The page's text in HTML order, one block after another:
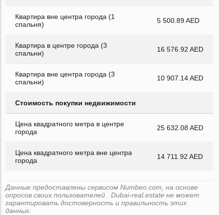
Квартира вне центра города (1
спальня)
5 500.89 AED
Квартира в центре города (3
спальни)
16 576.92 AED
Квартира вне центра города (3
спальни)
10 907.14 AED
Стоимость покупки недвижимости
Цена квадратного метра в центре
города
25 632.08 AED
Цена квадратного метра вне центра
города
14 711.92 AED
Данные предоставлены сервисом Numbeo.com, на основе
опросов своих пользователей . Dubai-real.estate не может
гарантировать достоверность и правильность этих
данных.